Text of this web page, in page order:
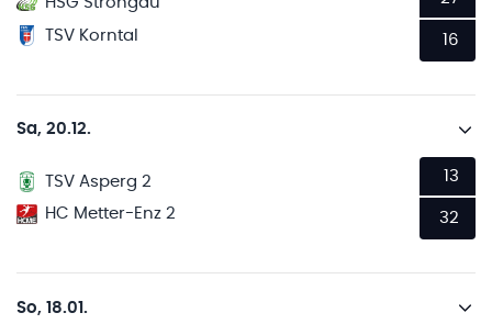
TSV Korntal
16
Sa, 20.12.
TSV Asperg 2
HC Metter-Enz 2
13
32
So, 18.01.